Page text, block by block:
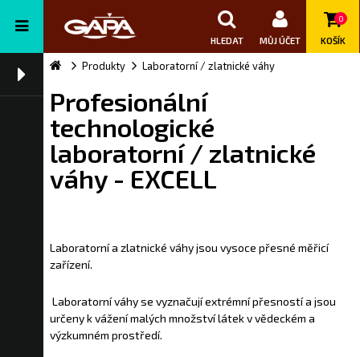
HLEDAT MŮJ ÚČET
0
KOŠÍK
Produkty Laboratorní / zlatnické váhy
Profesionální
technologické
laboratorní / zlatnické
váhy - EXCELL
Laboratorní a zlatnické váhy jsou vysoce přesné měřicí
zařízení.
Laboratorní váhy se vyznačují extrémní přesností a jsou
určeny k vážení malých množství látek v vědeckém a
výzkumném prostředí.